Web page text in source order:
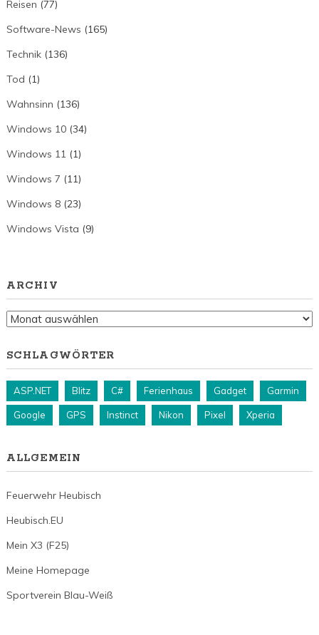
Reisen (77)
Software-News (165)
Technik(136)
Tod (1)
Wahnsinn (136)
Windows 10(34)
Windows 11(1)
Windows 7 (11)
Windows 8(23)
Windows Vista (9)
ARCHIV
Archiv
SCHLAGWÖRTER
ASP.NET Blitz C# Ferienhaus Gadget Garmin
Google GPS Instinct Nikon Pixel Xperia
ALLGEMEIN
Feuerwehr Heubisch
Heubisch.EU
Mein X3 (F25)
Meine Homepage
Sportverein Blau-Weiß